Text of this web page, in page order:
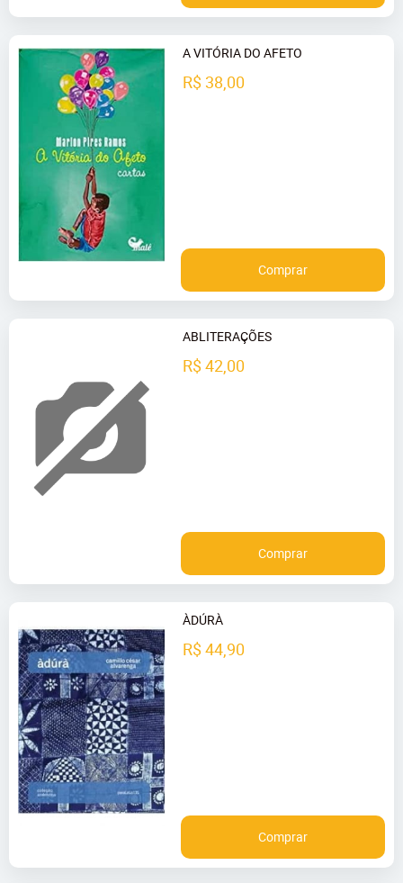
A VITÓRIA DO AFETO
R$ 38,00
Comprar
ABLITERAÇÕES
R$ 42,00
Comprar
ÀDÚRÀ
R$ 44,90
Comprar